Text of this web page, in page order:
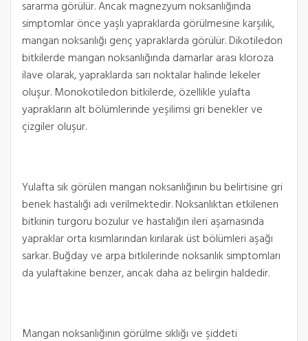
sararma görülür. Ancak magnezyum noksanlığında
simptomlar önce yaşlı yapraklarda görülmesine karşılık,
mangan noksanlığı genç yapraklarda görülür. Dikotiledon
bitkilerde mangan noksanlığında damarlar arası kloroza
ilave olarak, yapraklarda sarı noktalar halinde lekeler
oluşur. Monokotiledon bitkilerde, özellikle yulafta
yaprakların alt bölümlerinde yeşilimsi gri benekler ve
çizgiler oluşur.
Yulafta sık görülen mangan noksanlığının bu belirtisine gri
benek hastalığı adı verilmektedir. Noksanlıktan etkilenen
bitkinin turgoru bozulur ve hastalığın ileri aşamasında
yapraklar orta kısımlarından kırılarak üst bölümleri aşağı
sarkar. Buğday ve arpa bitkilerinde noksanlık simptomları
da yulaftakine benzer, ancak daha az belirgin haldedir.
Mangan noksanlığının görülme sıklığı ve şiddeti